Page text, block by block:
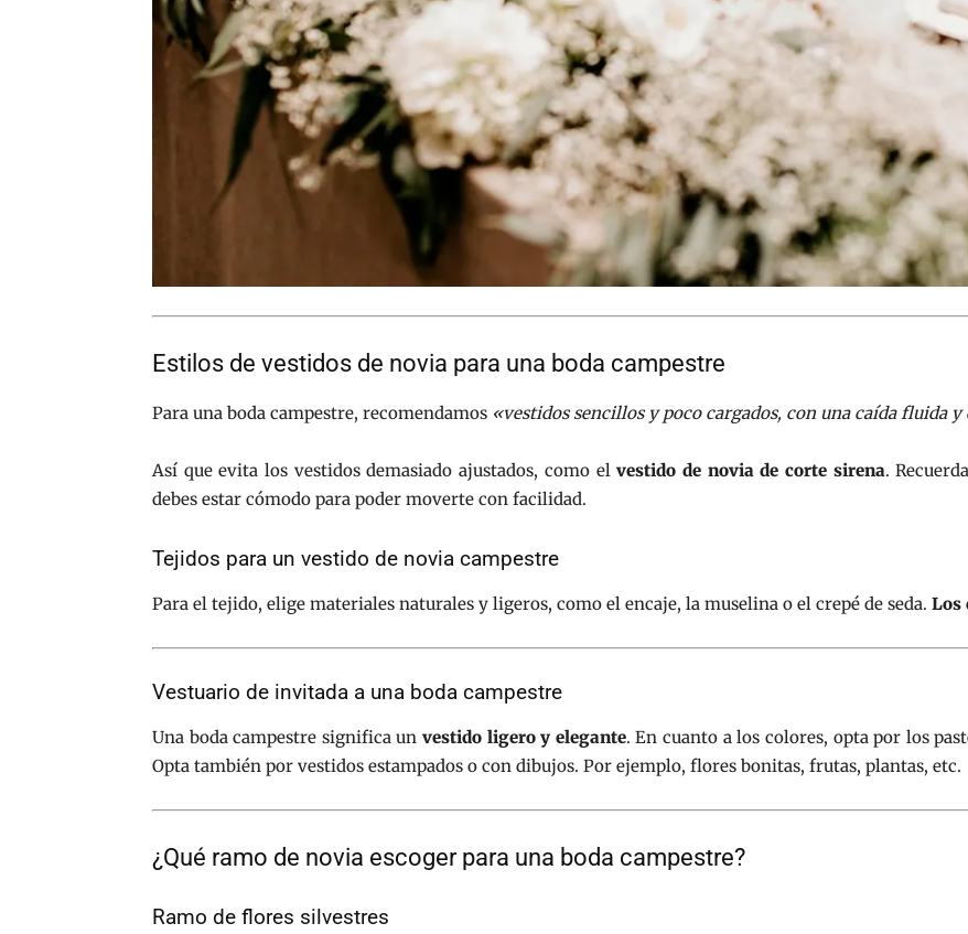
Estilos de vestidos de novia para una boda campestre
Para una boda campestre, recomendamos «vestidos sencillos y poco cargados, con una caída fluida y
Así que evita los vestidos demasiado ajustados, como elvestido de novia de corte sirena.
debes estar cómodo para poder moverte con facilidad.
Tejidos para un vestido de novia campestre
Para el tejido, elige materiales naturales y ligeros, como el encaje, la muselina o el crepé de seda. Los
Vestuario de invitada a una boda campestre
Una boda campestre significa unvestido ligero y elegante. En cuanto a los colores, opta por los
Opta también por vestidos estampados o con dibujos. Por ejemplo, flores bonitas, frutas, plantas, etc.
¿Qué ramo de novia escoger para una boda campestre?
Ramo de flores silvestres